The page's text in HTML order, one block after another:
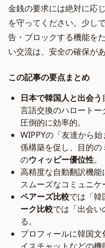
金銭の要求には絶対に応
を守ってください。少し
告・ブロックする機能を
い交流は、安全の確保が
この記事の要点まとめ
日本で韓国人と出会う
言語交換のハロート
圧倒的に効率的。
WIPPYの「友達から
係構築を促し、目的
のウィッピー優位性。
高精度な自動翻訳機
スムーズなコミュニケ
ペアーズ比較では「韓
ーク比較では「出会い
る。
プロフィールに韓国